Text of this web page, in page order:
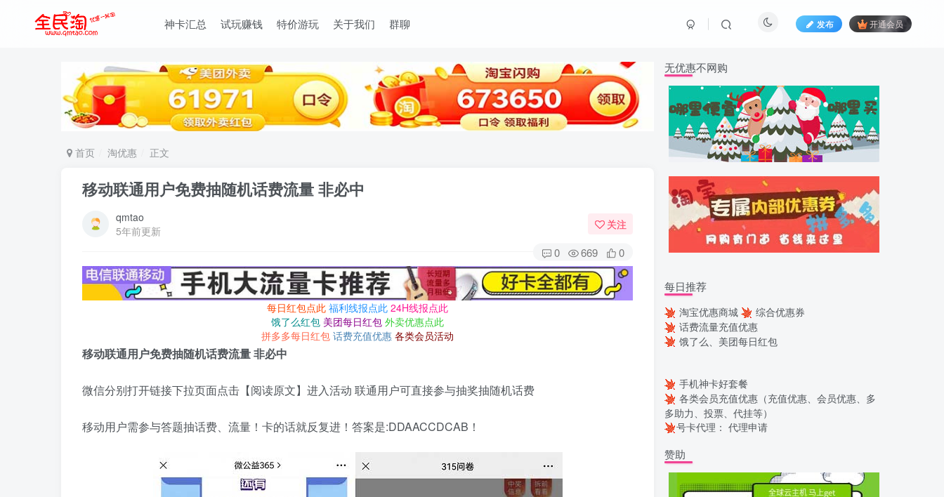
神卡汇总 试玩赚钱 特价游玩 关于我们 群聊 发布 开通会员
首页 淘优惠 正文
移动联通用户免费抽随机话费流量 非必中
qmtao
5年前更新
关注
0 669 0
每日红包点此 福利线报点此 24H线报点此
饿了么红包 美团每日红包 外卖优惠点此
拼多多每日红包 话费充值优惠 各类会员活动
移动联通用户免费抽随机话费流量 非必中
微信分别打开链接下拉页面点击【阅读原文】进入活动 联通用户可直接参与抽奖抽随机话费
移动用户需参与答题抽话费、流量！卡的话就反复进！答案是:DDAACCDCAB！
无优惠不网购
每日推荐
淘宝优惠商城
综合优惠券
话费流量充值优惠
饿了么、美团每日红包
手机神卡好套餐
各类会员充值优惠（充值优惠、会员优惠、多
多助力、投票、代挂等）
号卡代理： 代理申请
赞助